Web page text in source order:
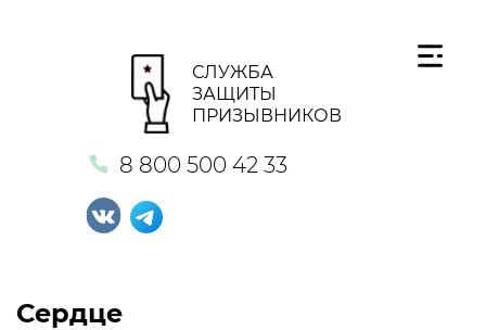
СЛУЖБА
ЗАЩИТЫ
ПРИЗЫВНИКОВ
8 800 500 42 33
Сердце